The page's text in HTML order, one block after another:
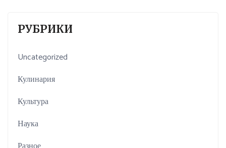
РУБРИКИ
Uncategorized
Кулинария
Культура
Наука